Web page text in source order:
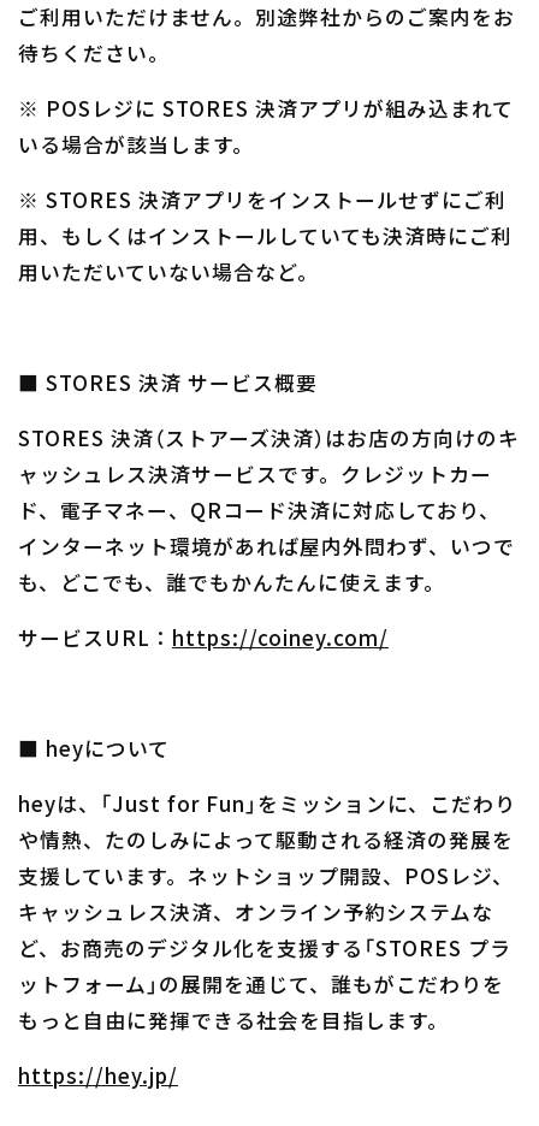
ご利用いただけません。別途弊社からのご案内をお
待ちください。
※ POSレジに STORES 決済アプリが組み込まれて
いる場合が該当します。
※ STORES 決済アプリをインストールせずにご利
用、もしくはインストールしていても決済時にご利
用いただいていない場合など。
■ STORES 決済 サービス概要
STORES 決済（ストアーズ決済）はお店の方向けのキ
ャッシュレス決済サービスです。クレジットカー
ド、電子マネー、QRコード決済に対応しており、
インターネット環境があれば屋内外問わず、いつで
も、どこでも、誰でもかんたんに使えます。
サービスURL： https://coiney.com/
■ heyについて
heyは、「Just for Fun」をミッションに、こだわり
や情熱、たのしみによって駆動される経済の発展を
支援しています。ネットショップ開設、POSレジ、
キャッシュレス決済、オンライン予約システムな
ど、お商売のデジタル化を支援する「STORES プラ
ットフォーム」の展開を通じて、誰もがこだわりを
もっと自由に発揮できる社会を目指します。
https://hey.jp/